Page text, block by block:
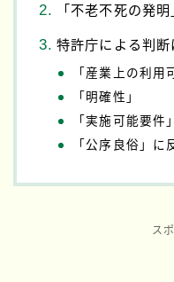
「不老不死の発明
特許庁による判断
「産業上の利用
「明確性」
「実施可能要件
「公序良俗」に
ス